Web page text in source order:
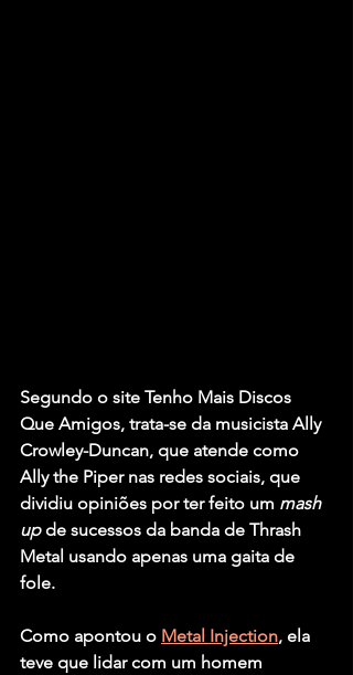
Segundo o site Tenho Mais Discos
Que Amigos, trata-se da musicista Ally
Crowley-Duncan, que atende como
Ally the Piper nas redes sociais, que
dividiu opiniões por ter feito um mash
up de sucessos da banda de Thrash
Metal usando apenas uma gaita de
fole.
Como apontou o Metal Injection, ela
teve que lidar com um homem